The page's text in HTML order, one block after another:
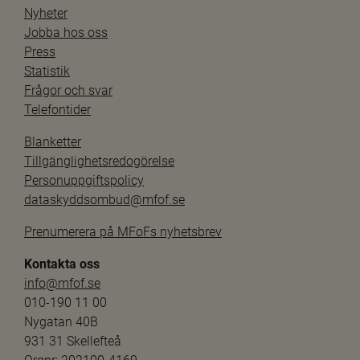
Nyheter
Jobba hos oss
Press
Statistik
Frågor och svar
Telefontider
Blanketter
Tillgänglighetsredogörelse
Personuppgiftspolicy
dataskyddsombud@mfof.se
Prenumerera på MFoFs nyhetsbrev
Kontakta oss
info@mfof.se
010-190 11 00
Nygatan 40B
931 31 Skellefteå